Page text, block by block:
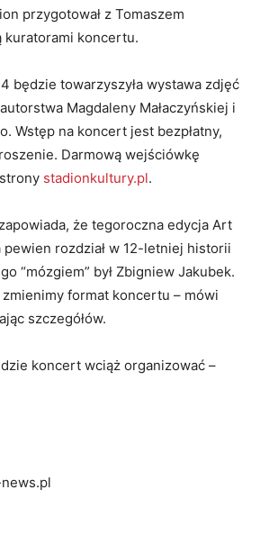
przygotował z Tomaszem
kuratorami koncertu.
będzie towarzyszyła wystawa zdjęć
Magdaleny Małaczyńskiej i
Wstęp na koncert jest bezpłatny,
Darmową wejściówkę
stadionkultury.pl.
że tegoroczna edycja Art
pewien rozdział w 12-letniej historii
“mózgiem” był Zbigniew Jakubek.
zmienimy format koncertu – mówi
szczegółów.
koncert wciąż organizować –